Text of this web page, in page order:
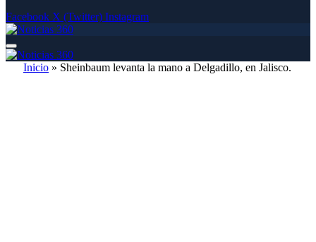
Facebook X (Twitter) Instagram
Inicio » Sheinbaum levanta la mano a Delgadillo, en Jalisco.